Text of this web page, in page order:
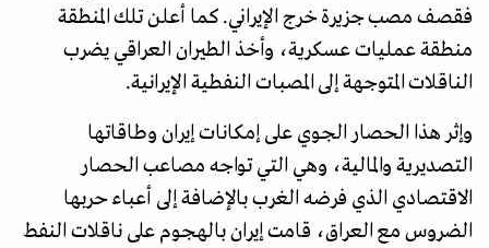
فقصف مصب جزيرة خرج الإيراني. كما أعلن تلك المنطقة
منطقة عمليات عسكرية، وأخذ الطيران العراقي يضرب
الناقلات المتوجهة إلى المصبات النفطية الإيرانية.
وإثر هذا الحصار الجوي على إمكانات إيران وطاقاتها
التصديرية والمالية، وهي التي تواجه مصاعب الحصار
الاقتصادي الذي فرضه الغرب بالإضافة إلى أعباء حربها
الضروس مع العراق، قامت إيران بالهجوم على ناقلات النفط